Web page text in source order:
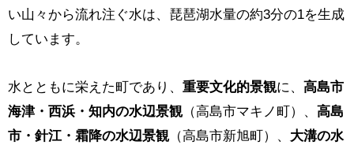
い山々から流れ注ぐ水は、琵琶湖水量の約3分の1を生成
しています。
水とともに栄えた町であり、 重要文化的景観に、 高島市
海津・西浜・知内の水辺景観（高島市マキノ町）、 高島
市・針江・霜降の水辺景観（高島市新旭町）、 大溝の水